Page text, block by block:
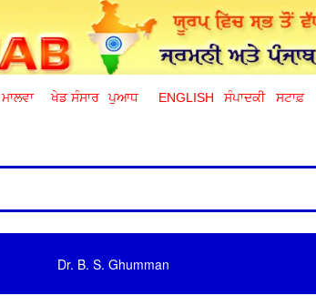
ਮਾਲਵਾ ਖੇਡ ਸੰਸਾਰ ਪੁਆਧ ENGLISH ਸੰਪਾਦਕੀ ਸਟਾਫ਼
Dr. B. S. Ghumman